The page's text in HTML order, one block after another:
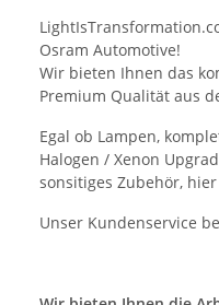
Osram Automotive!
Wir bieten Ihnen das
Premium Qualität aus
Egal ob Lampen,
Halogen / Xenon
sonsitiges Zubehör,
Unser Kundenservice